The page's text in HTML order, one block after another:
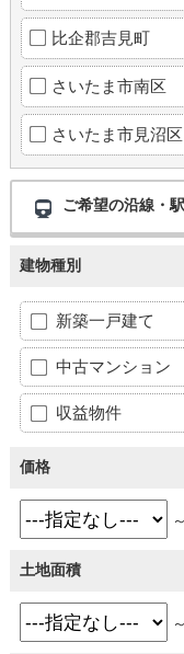
比企郡吉見町
さいたま市南区
さいたま市見沼区
ご希望の沿線・
建物種別
新築一戸建て
中古マンション
収益物件
価格
～
土地面積
～